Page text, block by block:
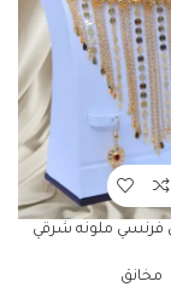
ملونه شرقي
مخانق